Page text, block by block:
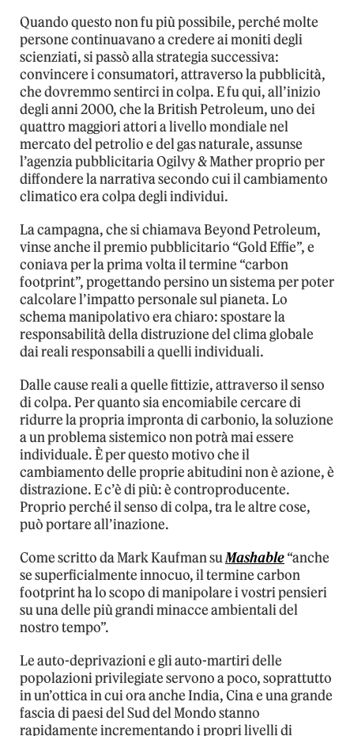
Quando questo non fu più possibile, perché molte
persone continuavano a credere ai moniti degli
scienziati, si passò alla strategia successiva:
convincere i consumatori, attraverso la pubblicità,
che dovremmo sentirci in colpa. E fu qui, all’inizio
degli anni 2000, che la British Petroleum, uno dei
quattro maggiori attori a livello mondiale nel
mercato del petrolio e del gas naturale, assunse
l’agenzia pubblicitaria Ogilvy & Mather proprio per
diffondere la narrativa secondo cui il cambiamento
climatico era colpa degli individui.
La campagna, che si chiamava Beyond Petroleum,
vinse anche il premio pubblicitario “Gold Effie”, e
coniava per la prima volta il termine “carbon
footprint”, progettando persino un sistema per poter
calcolare l’impatto personale sul pianeta. Lo
schema manipolativo era chiaro: spostare la
responsabilità della distruzione del clima globale
dai reali responsabili a quelli individuali.
Dalle cause reali a quelle fittizie, attraverso il senso
di colpa. Per quanto sia encomiabile cercare di
ridurre la propria impronta di carbonio, la soluzione
a un problema sistemico non potrà mai essere
individuale. È per questo motivo che il
cambiamento delle proprie abitudini non è azione, è
distrazione. E c’è di più: è controproducente.
Proprio perché il senso di colpa, tra le altre cose,
può portare all’inazione.
Come scritto da Mark Kaufman suMashable“anche
se superficialmente innocuo, il termine carbon
footprint ha lo scopo di manipolare i vostri pensieri
su una delle più grandi minacce ambientali del
nostro tempo”.
Le auto-deprivazioni e gli auto-martiri delle
popolazioni privilegiate servono a poco, soprattutto
in un’ottica in cui ora anche India, Cina e una grande
fascia di paesi del Sud del Mondo stanno
rapidamente incrementando i propri livelli di